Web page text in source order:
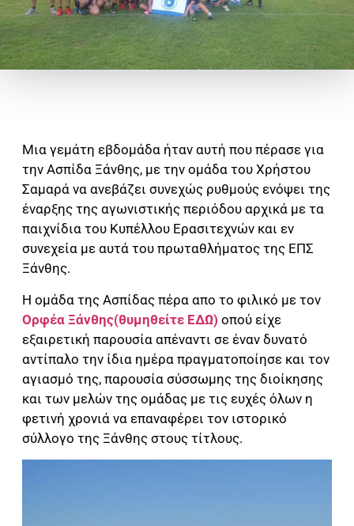
Μια γεμάτη εβδομάδα ήταν αυτή που πέρασε για
την Ασπίδα Ξάνθης, με την ομάδα του Χρήστου
Σαμαρά να ανεβάζει συνεχώς ρυθμούς ενόψει της
έναρξης της αγωνιστικής περιόδου αρχικά με τα
παιχνίδια του Κυπέλλου Ερασιτεχνών και εν
συνεχεία με αυτά του πρωταθλήματος της ΕΠΣ
Ξάνθης.
Η ομάδα της Ασπίδας πέρα απο το φιλικό με τον
Ορφέα Ξάνθης(θυμηθείτε ΕΔΩ) οπού είχε
εξαιρετική παρουσία απέναντι σε έναν δυνατό
αντίπαλο την ίδια ημέρα πραγματοποίησε και τον
αγιασμό της, παρουσία σύσσωμης της διοίκησης
και των μελών της ομάδας με τις ευχές όλων η
φετινή χρονιά να επαναφέρει τον ιστορικό
σύλλογο της Ξάνθης στους τίτλους.